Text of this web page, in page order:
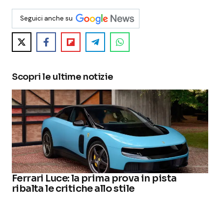
Seguici anche su
Scopri le ultime notizie
Ferrari Luce: la prima prova in pista
ribalta le critiche allo stile